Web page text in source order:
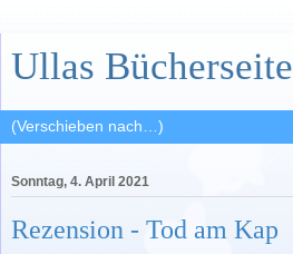
Ullas Bücherseite
Sonntag, 4. April 2021
Rezension - Tod am Kap